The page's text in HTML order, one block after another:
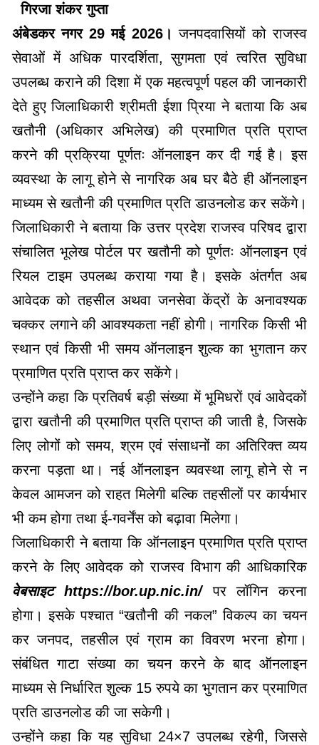
गिरजा शंकर गुप्ता
अंबेडकर नगर 29 मई 2026। जनपदवासियों को राजस्व
सेवाओं में अधिक पारदर्शिता, सुगमता एवं त्वरित सुविधा
उपलब्ध कराने की दिशा में एक महत्वपूर्ण पहल की जानकारी
देते हुए जिलाधिकारी श्रीमती ईशा प्रिया ने बताया कि अब
खतौनी (अधिकार अभिलेख) की प्रमाणित प्रति प्राप्त
करने की प्रक्रिया पूर्णतः ऑनलाइन कर दी गई है। इस
व्यवस्था के लागू होने से नागरिक अब घर बैठे ही ऑनलाइन
माध्यम से खतौनी की प्रमाणित प्रति डाउनलोड कर सकेंगे।
जिलाधिकारी ने बताया कि उत्तर प्रदेश राजस्व परिषद द्वारा
संचालित भूलेख पोर्टल पर खतौनी को पूर्णतः ऑनलाइन एवं
रियल टाइम उपलब्ध कराया गया है। इसके अंतर्गत अब
आवेदक को तहसील अथवा जनसेवा केंद्रों के अनावश्यक
चक्कर लगाने की आवश्यकता नहीं होगी। नागरिक किसी भी
स्थान एवं किसी भी समय ऑनलाइन शुल्क का भुगतान कर
प्रमाणित प्रति प्राप्त कर सकेंगे।
उन्होंने कहा कि प्रतिवर्ष बड़ी संख्या में भूमिधरों एवं आवेदकों
द्वारा खतौनी की प्रमाणित प्रति प्राप्त की जाती है, जिसके
लिए लोगों को समय, श्रम एवं संसाधनों का अतिरिक्त व्यय
करना पड़ता था। नई ऑनलाइन व्यवस्था लागू होने से न
केवल आमजन को राहत मिलेगी बल्कि तहसीलों पर कार्यभार
भी कम होगा तथा ई-गवर्नेंस को बढ़ावा मिलेगा।
जिलाधिकारी ने बताया कि ऑनलाइन प्रमाणित प्रति प्राप्त
करने के लिए आवेदक को राजस्व विभाग की आधिकारिक
वेबसाइट https://bor.up.nic.in/
पर लॉगिन करना
होगा। इसके पश्चात “खतौनी की नकल” विकल्प का चयन
कर जनपद, तहसील एवं ग्राम का विवरण भरना होगा।
संबंधित गाटा संख्या का चयन करने के बाद ऑनलाइन
माध्यम से निर्धारित शुल्क 15 रुपये का भुगतान कर प्रमाणित
प्रति डाउनलोड की जा सकेगी।
उन्होंने कहा कि यह सुविधा 24×7 उपलब्ध रहेगी, जिससे